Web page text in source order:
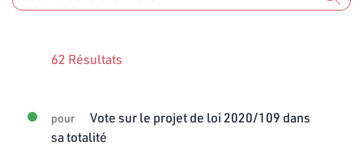
62 Résultats
pour
Vote sur le projet de loi 2020/109 dans
sa totalité